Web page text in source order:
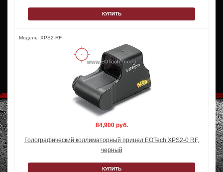
КУПИТЬ
Модель: XPS2-RF
84,900 руб.
Голографический коллиматорный прицел EOTech XPS2-0 RF,
черный
КУПИТЬ